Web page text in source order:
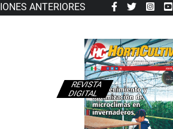
ANTERIORES
REVISTA
DIGITAL